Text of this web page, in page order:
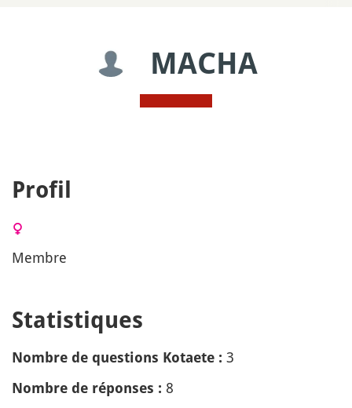
MACHA
Profil
Membre
Statistiques
Nombre de questions Kotaete : 3
Nombre de réponses : 8